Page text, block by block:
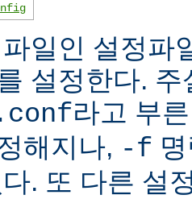
일인 설정파
설정한다.
라고 부
해지나, -f
. 또 다른 설